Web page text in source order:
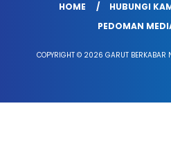
HOME HUBUNGI
PEDOMAN
COPYRIGHT © 2026 GARUT BERKABAR